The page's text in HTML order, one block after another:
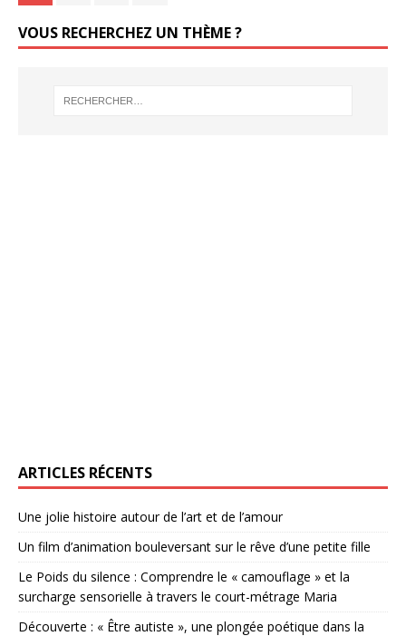
VOUS RECHERCHEZ UN THÈME ?
ARTICLES RÉCENTS
Une jolie histoire autour de l’art et de l’amour
Un film d’animation bouleversant sur le rêve d’une petite fille
Le Poids du silence : Comprendre le « camouflage » et la
surcharge sensorielle à travers le court-métrage Maria
Découverte : « Être autiste », une plongée poétique dans la